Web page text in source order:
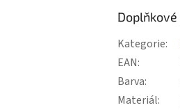
Kategorie:
EAN:
Barva:
Materiál: